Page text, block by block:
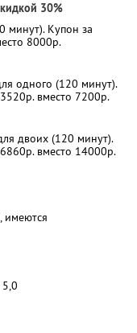
30%
минут). Купон за
8000р.
одного (120 минут).
вместо 7200р.
двоих (120 минут).
вместо 14000р.
имеются